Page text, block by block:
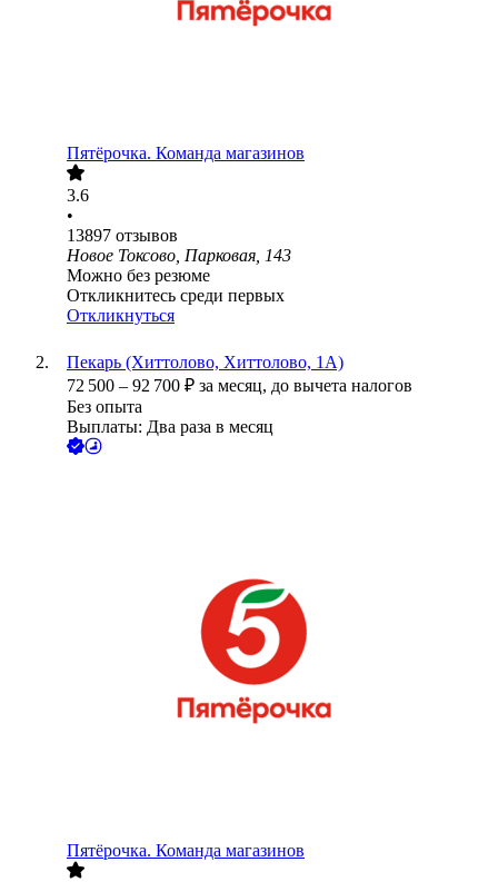
Пятёрочка. Команда магазинов
3.6
•
13897 отзывов
Новое Токсово, Парковая, 143
Можно без резюме
Откликнитесь среди первых
Откликнуться
Пекарь (Хиттолово, Хиттолово, 1А)
72 500 – 92 700 ₽ за месяц, до вычета налогов
Без опыта
Выплаты: Два раза в месяц
Пятёрочка. Команда магазинов